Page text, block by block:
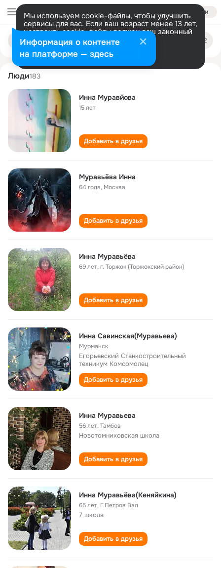
Войти
Мы используем cookie-файлы, чтобы улучшить
сервисы для вас. Если ваш возраст менее 13 лет,
настроить cookie-файлы должен ваш законный
представитель. Больше информации
Разрешить все Настроить
Поиск
людям
inna muraveva
Люди183
Инна Муравйова
15 лет
Добавить в друзья
Муравьёва Инна
64 года, Москва
Добавить в друзья
Инна Муравьёва
69 лет,г. Торжок (Торжокский район)
Добавить в друзья
Инна Савинская(Муравьева)
Мурманск
Егорьевский Станкостроительный
техникум Комсомолец
Добавить в друзья
Инна Муравьева
56 лет,Тамбов
Новотомниковская школа
Добавить в друзья
Инна Муравьёва(Кеняйкина)
65 лет, Г.Петров Вал
7 школа
Добавить в друзья
Информация о контенте
на платформе — здесь